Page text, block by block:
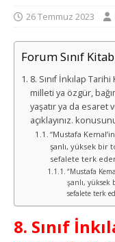
26 Temmuz 2023
Forum Sınıf
8. Sınıf İnkılap
milleti ya özgür,
yaşatır ya da esaret
açıklayınız.
“Mustafa
şanlı, yüksek bir
sefalete terk
“Mustafa
şanlı, yüksek
sefalete terk
8. Sınıf